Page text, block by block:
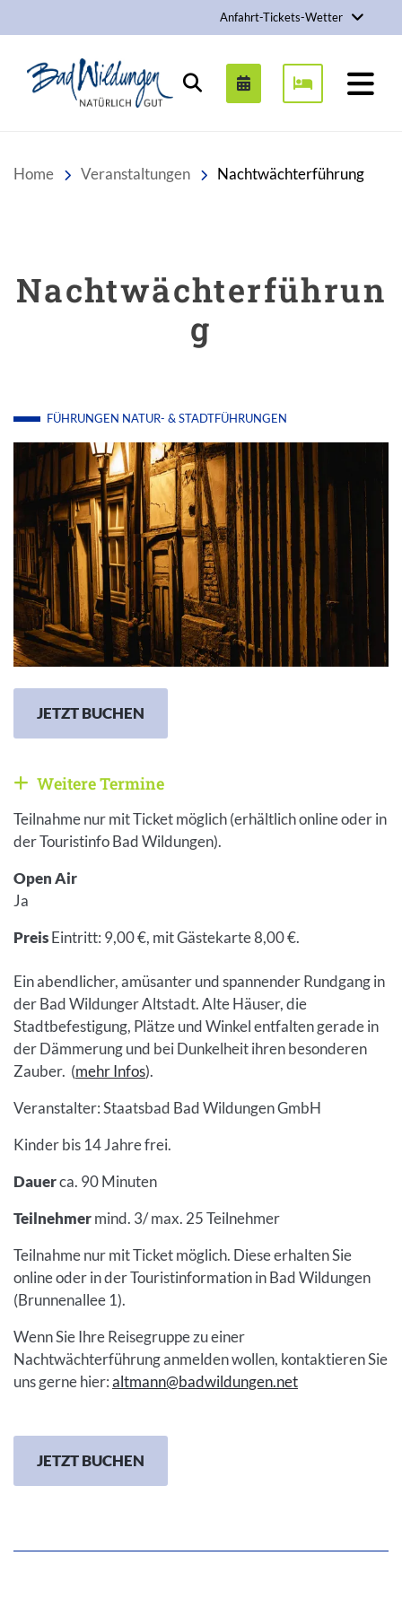
Anfahrt-Tickets-Wetter
Stadt Bad Wildungen
Suchen
Home Veranstaltungen Nachtwächterführung
Nachtwächterführun
g
FÜHRUNGEN NATUR- & STADTFÜHRUNGEN
JETZT BUCHEN
Weitere Veranstaltungen anzeigen
Weitere Termine
Teilnahme nur mit Ticket möglich (erhältlich online oder in
der Touristinfo Bad Wildungen).
Open Air
Ja
PreisEintritt: 9,00 €, mit Gästekarte 8,00 €.
Ein abendlicher, amüsanter und spannender Rundgang in
der Bad Wildunger Altstadt. Alte Häuser, die
Stadtbefestigung, Plätze und Winkel entfalten gerade in
der Dämmerung und bei Dunkelheit ihren besonderen
Zauber. (mehr Infos).
Veranstalter: Staatsbad Bad Wildungen GmbH
Kinder bis 14 Jahre frei.
Dauerca. 90 Minuten
Teilnehmermind. 3/ max. 25 Teilnehmer
Teilnahme nur mit Ticket möglich. Diese erhalten Sie
online oder in der Touristinformation in Bad Wildungen
(Brunnenallee 1).
Wenn Sie Ihre Reisegruppe zu einer
Nachtwächterführung anmelden wollen, kontaktieren Sie
uns gerne hier:altmann@badwildungen.net
JETZT BUCHEN